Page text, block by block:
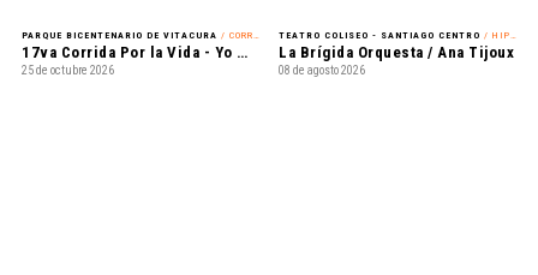
PARQUE BICENTENARIO DE VITACURA / CORRIDA
17va Corrida Por la Vida - Yo Mujer
25 de octubre 2026
TEATRO COLISEO - SANTIAGO CENTRO / HIP-HOP
La Brígida Orquesta / Ana Tijoux
08 de agosto 2026